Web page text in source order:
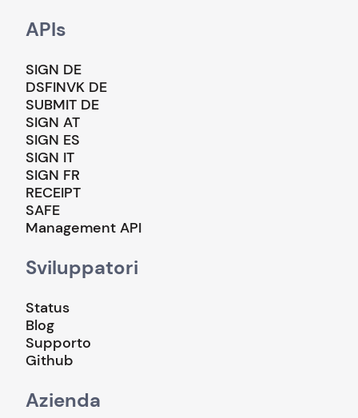
APIs
SIGN DE
DSFINVK DE
SUBMIT DE
SIGN AT
SIGN ES
SIGN IT
SIGN FR
RECEIPT
SAFE
Management API
Sviluppatori
Status
Blog
Supporto
Github
Azienda